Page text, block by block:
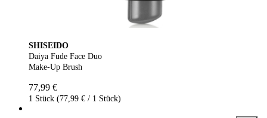
SHISEIDO
Daiya Fude Face Duo
Make-Up Brush
77,99 €
1 Stück (77,99 € / 1 Stück)